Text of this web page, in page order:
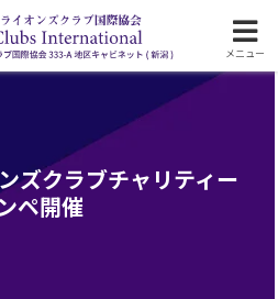
の活動
ズクラブチャリティー
ペ開催
メニュー